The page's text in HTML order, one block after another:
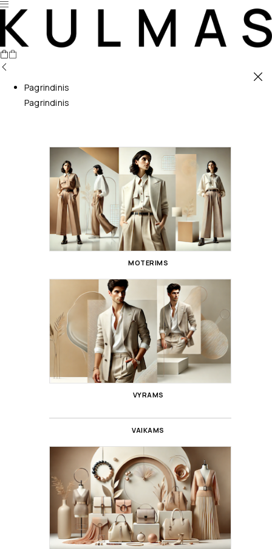
Pagrindinis
Pagrindinis
MOTERIMS
VYRAMS
VAIKAMS